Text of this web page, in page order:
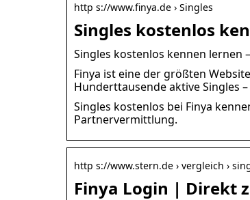
http s://www.finya.de › Singles
Singles kostenlos
Singles kostenlos kennen lernen
Finya ist eine der größten
Hunderttausende aktive Singles
Singles kostenlos bei Finya
Partnervermittlung.
http s://www.stern.de › vergleich ›
Finya Login | Direkt